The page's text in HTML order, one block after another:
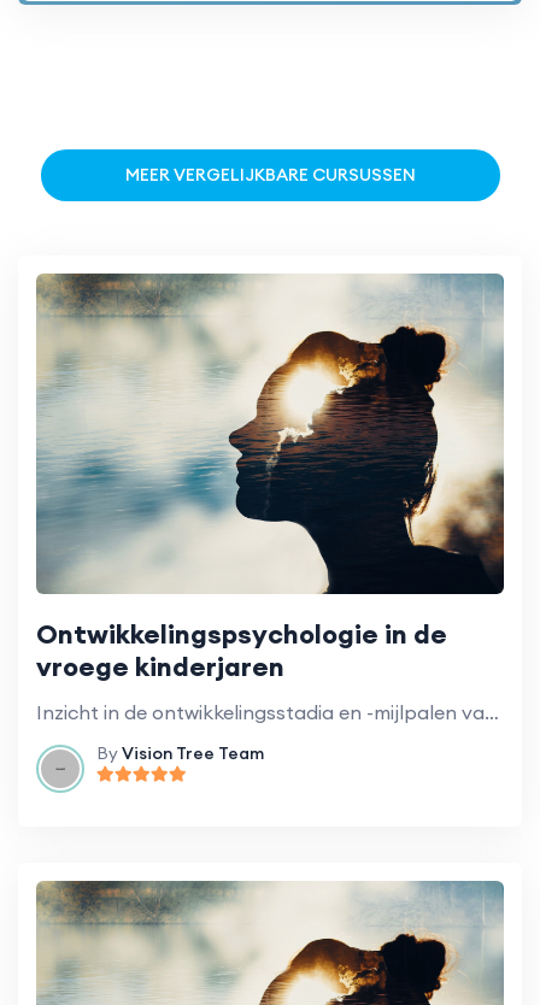
MEER VERGELIJKBARE CURSUSSEN
Ontwikkelingspsychologie in de
vroege kinderjaren
Inzicht in de ontwikkelingsstadia en -mijlpalen van kleuters.
ByVision Tree Team